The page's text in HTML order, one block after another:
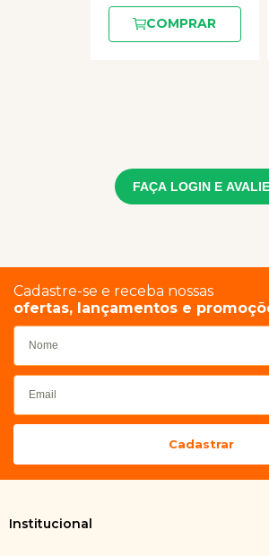
COMPRAR
FAÇA LOGIN E AVALIE
Cadastre-se e receba nossas
ofertas, lançamentos e
Institucional